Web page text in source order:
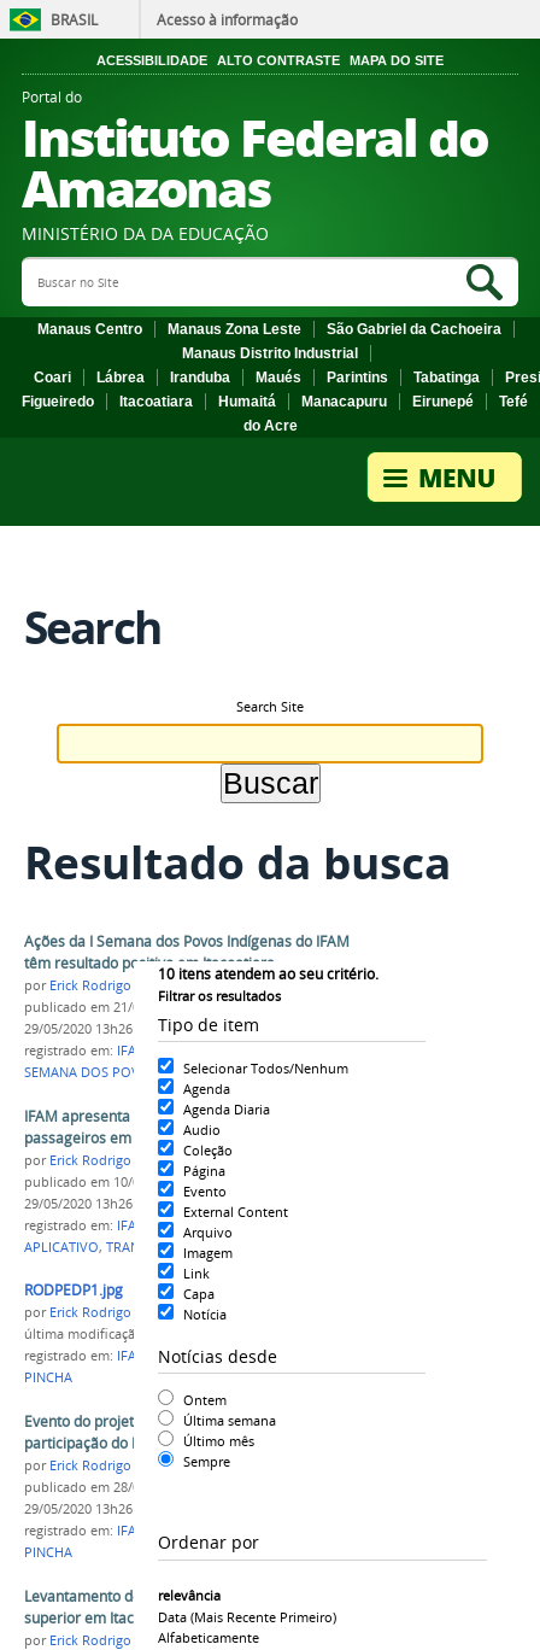
BRASIL Acesso à informação
ACESSIBILIDADE ALTO CONTRASTE MAPA DO SITE
Portal do
Instituto Federal do
Amazonas
MINISTÉRIO DA DA EDUCAÇÃO
Search Site
Manaus Centro Manaus Zona Leste
São Gabriel da Cachoeira
Manaus Distrito Industrial
Coari
Lábrea Iranduba Maués Parintins Tabatinga
Figueiredo
Itacoatiara Humaitá Manacapuru Eirunepé
Tefé
do Acre
Search
Search Site
Resultado da busca
10 itens atendem ao seu critério.
Filtrar os resultados
Tipo de item
Selecionar Todos/Nenhum
Agenda
Agenda Diaria
Audio
Coleção
Página
Evento
External Content
Arquivo
Imagem
Link
Capa
Notícia
Notícias desde
Ontem
Última semana
Último mês
Sempre
Ordenar por
relevância
Data (mais Recente Primeiro)
Alfabeticamente
Ações da I Semana dos Povos Indígenas do IFAM
têm resultado positivo em Itacoatiara
por Erick Rodrigo Santos Almeida
publicado em 21/04/2018—última modificação
29/05/2020 13h26
registrado em: IFAM
SEMANA DOS POVOS INDIGENAS
IFAM apresenta aplicativo para transporte de
passageiros em Itacoatiara
por Erick Rodrigo Santos Almeida
publicado em 10/04/2018 —última modificação
29/05/2020 13h26
registrado em: IFAM CAMPUS ITACOATIARA
APLICATIVO, TRANSPORTE
RODPEDP1.jpg
por Erick Rodrigo Santos Almeida
última modificação
registrado em: IFAM CAMPUS ITACOATIARA
PINCHA
Evento do projeto "Pé-de-Pincha" tem
participação do IFAM Campus Itacoatiara
por Erick Rodrigo Santos Almeida
publicado em 28/03/2018
29/05/2020 13h26
registrado em: IFAM
PINCHA
Levantamento de demanda para cursos de nível
superior em Itacoatiara
por Erick Rodrigo Santos Almeida